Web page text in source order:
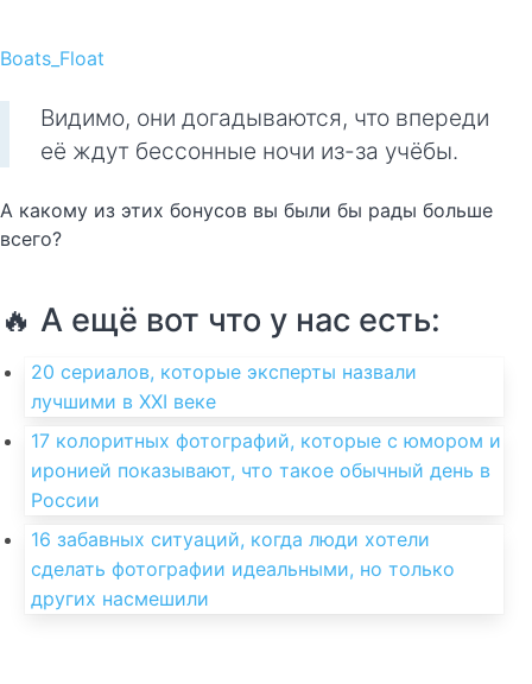
Boats_Float
Видимо, они догадываются, что впереди
её ждут бессонные ночи из-за учёбы.
А какому из этих бонусов вы были бы рады больше
всего?
🔥 А ещё вот что у нас есть:
20 сериалов, которые эксперты назвали
лучшими в XXI веке
17 колоритных фотографий, которые с юмором и
иронией показывают, что такое обычный день в
России
16 забавных ситуаций, когда люди хотели
сделать фотографии идеальными, но только
других насмешили